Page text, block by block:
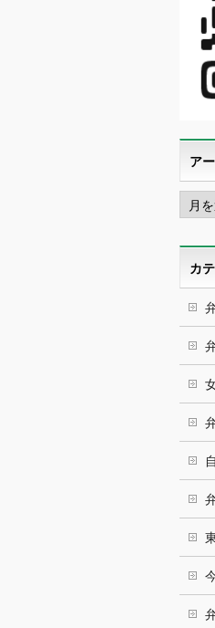
ア
ア
ー
イ
ブカ